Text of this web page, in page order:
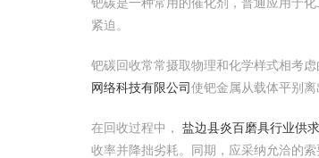
紧迫。
钯碳回收常常摄取物理和化学样式相考
网络科技有限公司使钯金属从载体平别
在回收过程中， 盐边县炎百磨具行业供
收率并降拙劣耗。同期，应采纳允洽的